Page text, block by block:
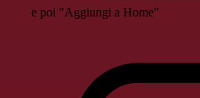
e poi "Aggiungi a Home"